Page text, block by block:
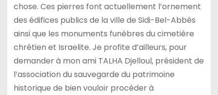
chose. Ces pierres font actuellement l’ornement
des édifices publics de la ville de Sidi-Bel-Abbès
ainsi que les monuments funèbres du cimetière
chrétien et Israelite. Je profite d’ailleurs, pour
demander à mon ami TALHA Djelloul, président de
l’association du sauvegarde du patrimoine
historique de bien vouloir procéder à